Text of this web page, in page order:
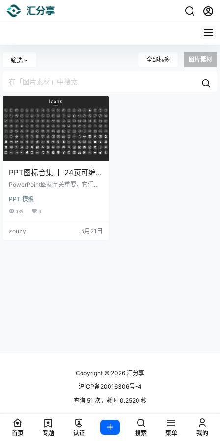
筛选 全部标签 图片素材
PPT图标合集 丨 24页可编
辑图标
PowerPoint图标至关重要，它们能
浏览完全可定制的图标库，获取24
页免费图标（包括商务图标、电商
个PPT文件及PNG格式的图标。这
PPT 模板
189 0
zouzy 5月21日
Copyright © 2026 汇分享
沪ICP备20016306号-4
查询 51 次，耗时 0.2520 秒
首页 专题 认证 搜索 菜单 我的